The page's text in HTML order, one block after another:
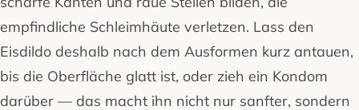
empfindliche Schleimhäute verletzen. Lass den
Eisdildo deshalb nach dem Ausformen kurz antauen,
bis die Oberfläche glatt ist, oder zieh ein Kondom
darüber — das macht ihn nicht nur sanfter, sondern